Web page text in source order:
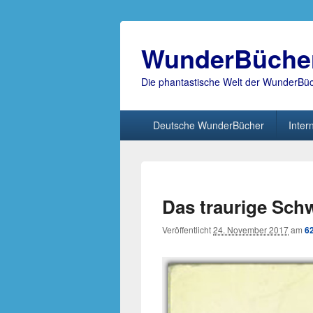
Die phantastische Welt der
Deutsche WunderBücher
Das traurige
Veröffentlicht24. November 2017am